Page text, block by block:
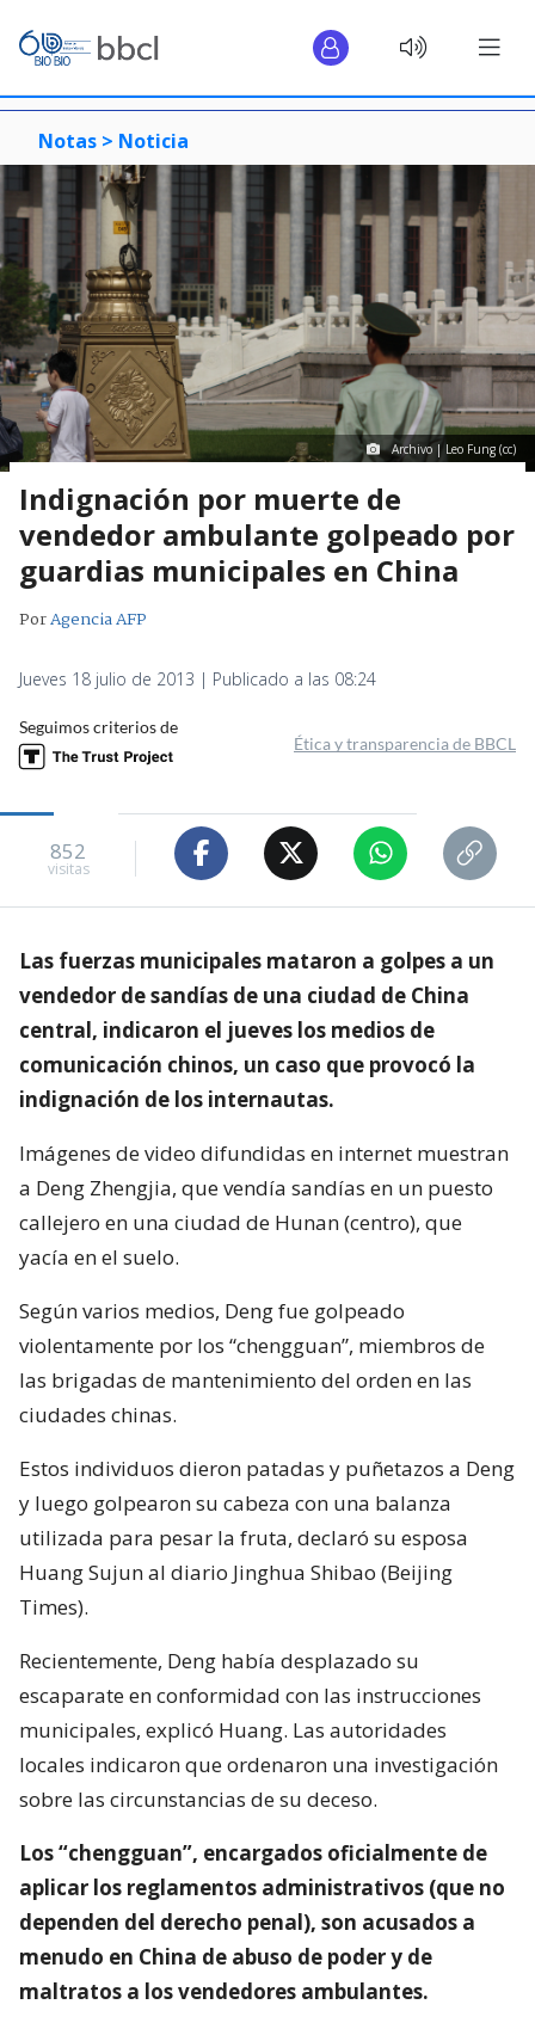
Notas > Noticia
Archivo | Leo Fung (cc)
Indignación por muerte de
vendedor ambulante golpeado por
guardias municipales en China
PorAgencia AFP
Jueves 18 julio de 2013 | Publicado a las 08:24
Seguimos criterios de
Ética y transparencia de BBCL
852
visitas
Las fuerzas municipales mataron a golpes a un
vendedor de sandías de una ciudad de China
central, indicaron el jueves los medios de
comunicación chinos, un caso que provocó la
indignación de los internautas.
Imágenes de video difundidas en internet muestran
a Deng Zhengjia, que vendía sandías en un puesto
callejero en una ciudad de Hunan (centro), que
yacía en el suelo.
Según varios medios, Deng fue golpeado
violentamente por los “chengguan”, miembros de
las brigadas de mantenimiento del orden en las
ciudades chinas.
Estos individuos dieron patadas y puñetazos a Deng
y luego golpearon su cabeza con una balanza
utilizada para pesar la fruta, declaró su esposa
Huang Sujun al diario Jinghua Shibao (Beijing
Times).
Recientemente, Deng había desplazado su
escaparate en conformidad con las instrucciones
municipales, explicó Huang. Las autoridades
locales indicaron que ordenaron una investigación
sobre las circunstancias de su deceso.
Los “chengguan”, encargados oficialmente de
aplicar los reglamentos administrativos (que no
dependen del derecho penal), son acusados a
menudo en China de abuso de poder y de
maltratos a los vendedores ambulantes.